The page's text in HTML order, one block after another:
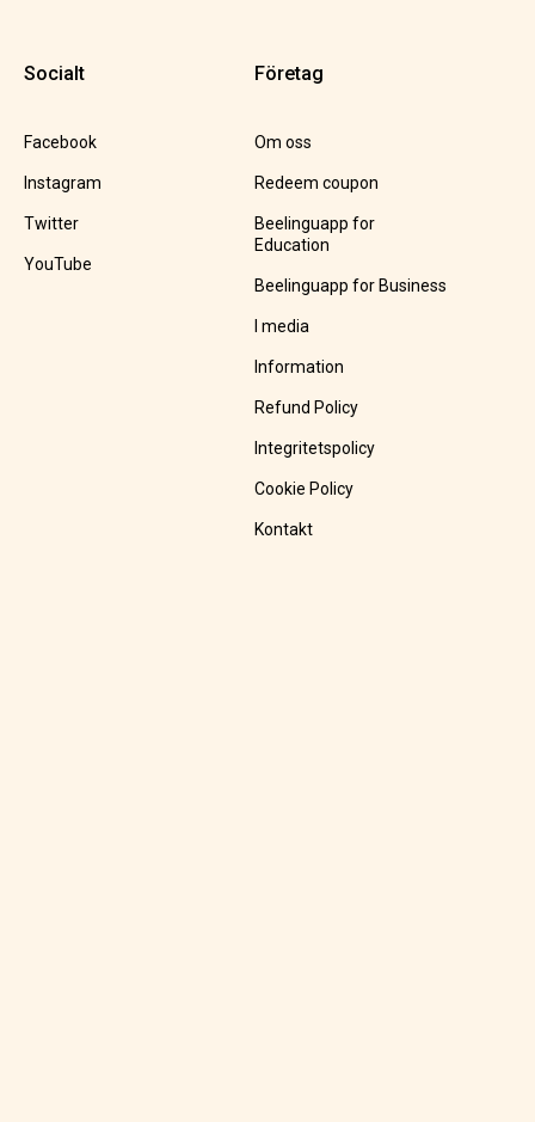
Socialt
Facebook
Instagram
Twitter
YouTube
Företag
Om oss
Redeem coupon
Beelinguapp for
Education
Beelinguapp for Business
I media
Information
Refund Policy
Integritetspolicy
Cookie Policy
Kontakt